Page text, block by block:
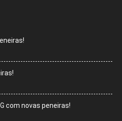
com novas peneiras!